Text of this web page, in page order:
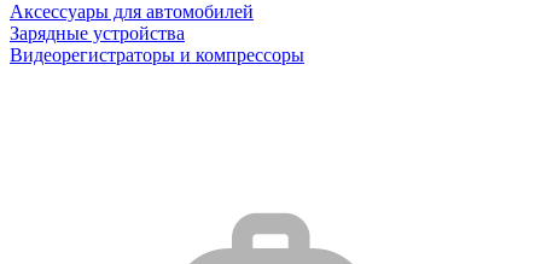
Аксессуары для автомобилей
Зарядные устройства
Видеорегистраторы и компрессоры